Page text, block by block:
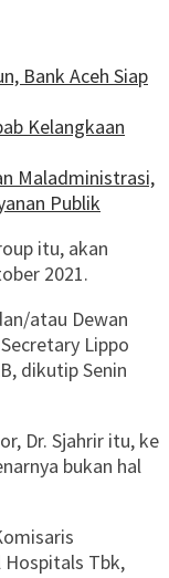
Bank Aceh Siap
Kelangkaan
Maladministrasi,
Publik
itu, akan
2021.
atau Dewan
Lippo
dikutip Senin
Dr. Sjahrir itu, ke
bukan hal
Tbk,